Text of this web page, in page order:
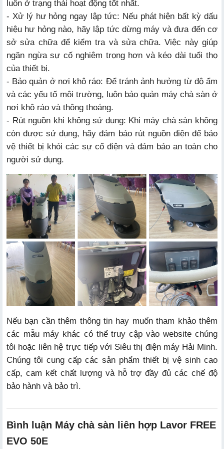
luôn ở trạng thái hoạt động tốt nhất.
- Xử lý hư hỏng ngay lập tức: Nếu phát hiện bất kỳ dấu
hiệu hư hỏng nào, hãy lập tức dừng máy và đưa đến cơ
sở sửa chữa để kiểm tra và sửa chữa. Việc này giúp
ngăn ngừa sự cố nghiêm trọng hơn và kéo dài tuổi thọ
của thiết bị.
- Bảo quản ở nơi khô ráo: Để tránh ảnh hưởng từ độ ẩm
và các yếu tố môi trường, luôn bảo quản máy chà sàn ở
nơi khô ráo và thông thoáng.
- Rút nguồn khi không sử dụng: Khi máy chà sàn không
còn được sử dụng, hãy đảm bảo rút nguồn điện để bảo
vệ thiết bị khỏi các sự cố điện và đảm bảo an toàn cho
người sử dụng.
Nếu bạn cần thêm thông tin hay muốn tham khảo thêm
các mẫu máy khác có thể truy cập vào website chúng
tôi hoặc liên hệ trực tiếp với Siêu thị điện máy Hải Minh.
Chúng tôi cung cấp các sản phẩm thiết bị vệ sinh cao
cấp, cam kết chất lượng và hỗ trợ đầy đủ các chế độ
bảo hành và bảo trì.
Bình luận Máy chà sàn liên hợp Lavor FREE
EVO 50E